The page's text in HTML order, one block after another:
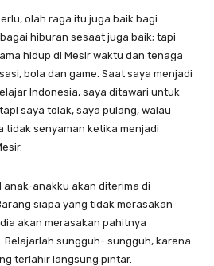
olah raga itu juga baik bagi
hiburan sesaat juga baik; tapi
hidup di Mesir waktu dan tenaga
bola dan game. Saat saya menjadi
Indonesia, saya ditawari untuk
saya tolak, saya pulang, walau
tidak senyaman ketika menjadi
anakku akan diterima di
siapa yang tidak merasakan
akan merasakan pahitnya
Belajarlah sungguh- sungguh, karena
terlahir langsung pintar.